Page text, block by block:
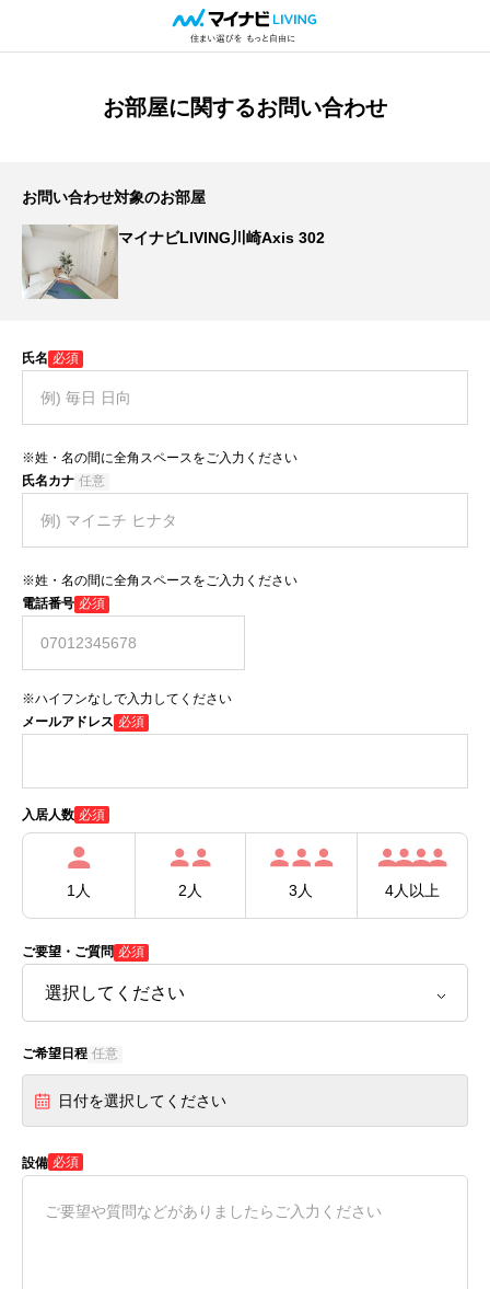
お部屋に関するお問い合わせ
お問い合わせ対象のお部屋
マイナビLIVING川崎Axis 302
氏名 必須
※姓・名の間に全角スペースをご入力ください
氏名カナ 任意
※姓・名の間に全角スペースをご入力ください
電話番号 必須
※ハイフンなしで入力してください
メールアドレス 必須
入居人数 必須
1人 2人 3人 4人以上
ご要望・ご質問 必須
ご希望日程 任意
日付を選択してください
設備 必須